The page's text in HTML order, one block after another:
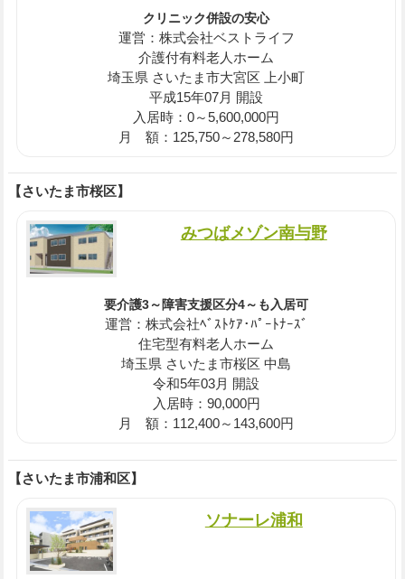
クリニック併設の安心
運営：株式会社ベストライフ
介護付有料老人ホーム
埼玉県 さいたま市大宮区 上小町
平成15年07月 開設
入居時：0～5,600,000円
月 額：125,750～278,580円
【さいたま市桜区】
みつばメゾン南与野
要介護3～障害支援区分4～も入居可
運営：株式会社ﾍﾞｽﾄｹｱ･ﾊﾟｰﾄﾅｰｽﾞ
住宅型有料老人ホーム
埼玉県 さいたま市桜区 中島
令和5年03月 開設
入居時：90,000円
月 額：112,400～143,600円
【さいたま市浦和区】
ソナーレ浦和